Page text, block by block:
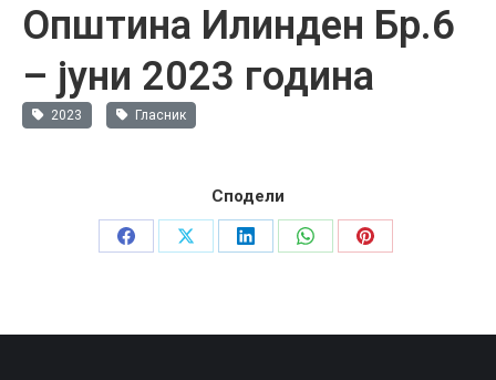
Општина Илинден Бр.6
– јуни 2023 година
2023 Гласник
Сподели
Share
Share
Share
Share
Share